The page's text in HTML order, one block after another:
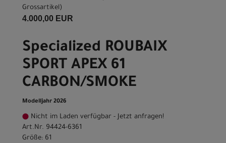
Grossartikel)
4.000,00 EUR
Specialized ROUBAIX
SPORT APEX 61
CARBON/SMOKE
Modelljahr 2026
Nicht im Laden verfügbar - Jetzt anfragen!
Art.Nr. 94424-6361
Größe: 61